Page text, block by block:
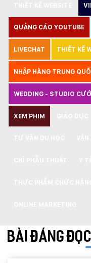
QUẢNG CÁO YOUTUBE
LIVECHAT THIẾT KẾ
NHẬP HÀNG TRUNG
WEDDING - STUDIO
XEM PHIM
BÀI ĐÁNG ĐỌC